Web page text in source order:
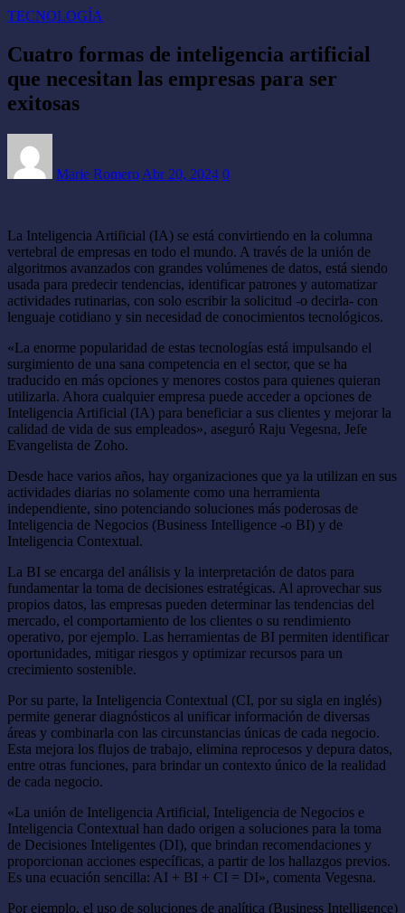
TECNOLOGÍA
Cuatro formas de inteligencia artificial
que necesitan las empresas para ser
exitosas
Marie Romero Abr 20, 2024 0
La Inteligencia Artificial (IA) se está convirtiendo en la columna
vertebral de empresas en todo el mundo. A través de la unión de
algoritmos avanzados con grandes volúmenes de datos, está siendo
usada para predecir tendencias, identificar patrones y automatizar
actividades rutinarias, con solo escribir la solicitud -o decirla- con
lenguaje cotidiano y sin necesidad de conocimientos tecnológicos.
«La enorme popularidad de estas tecnologías está impulsando el
surgimiento de una sana competencia en el sector, que se ha
traducido en más opciones y menores costos para quienes quieran
utilizarla. Ahora cualquier empresa puede acceder a opciones de
Inteligencia Artificial (IA) para beneficiar a sus clientes y mejorar la
calidad de vida de sus empleados», aseguró Raju Vegesna, Jefe
Evangelista de Zoho.
Desde hace varios años, hay organizaciones que ya la utilizan en sus
actividades diarias no solamente como una herramienta
independiente, sino potenciando soluciones más poderosas de
Inteligencia de Negocios (Business Intelligence -o BI) y de
Inteligencia Contextual.
La BI se encarga del análisis y la interpretación de datos para
fundamentar la toma de decisiones estratégicas. Al aprovechar sus
propios datos, las empresas pueden determinar las tendencias del
mercado, el comportamiento de los clientes o su rendimiento
operativo, por ejemplo. Las herramientas de BI permiten identificar
oportunidades, mitigar riesgos y optimizar recursos para un
crecimiento sostenible.
Por su parte, la Inteligencia Contextual (CI, por su sigla en inglés)
permite generar diagnósticos al unificar información de diversas
áreas y combinarla con las circunstancias únicas de cada negocio.
Esta mejora los flujos de trabajo, elimina reprocesos y depura datos,
entre otras funciones, para brindar un contexto único de la realidad
de cada negocio.
«La unión de Inteligencia Artificial, Inteligencia de Negocios e
Inteligencia Contextual han dado origen a soluciones para la toma
de Decisiones Inteligentes (DI), que brindan recomendaciones y
proporcionan acciones específicas, a partir de los hallazgos previos.
Es una ecuación sencilla: AI + BI + CI = DI», comenta Vegesna.
Por ejemplo, el uso de soluciones de analítica (Business Intelligence)